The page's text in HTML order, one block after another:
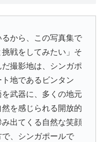
るから、この写真集で
戦をしてみたい」そ
撮影地は、シンガポ
地であるビンタン
武器に、多くの地元
を感じられる開放的
出てくる自然な笑顔
、シンガポールで